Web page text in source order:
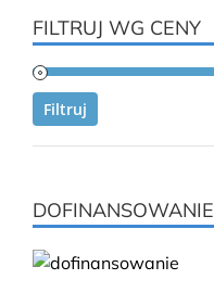
FILTRUJ WG CENY
Filtruj
DOFINANSOWANIE